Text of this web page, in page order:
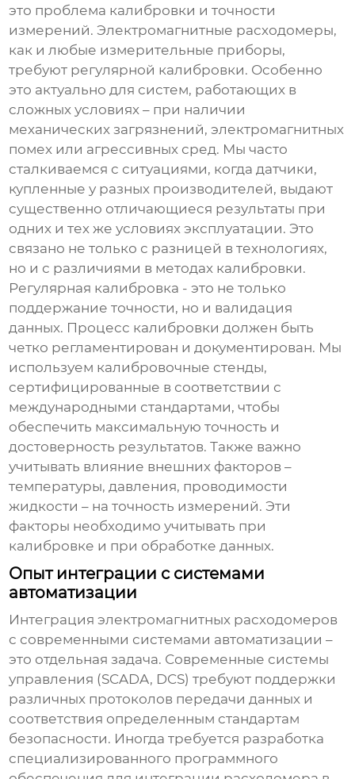
это проблема калибровки и точности
измерений. Электромагнитные расходомеры,
как и любые измерительные приборы,
требуют регулярной калибровки. Особенно
это актуально для систем, работающих в
сложных условиях – при наличии
механических загрязнений, электромагнитных
помех или агрессивных сред. Мы часто
сталкиваемся с ситуациями, когда датчики,
купленные у разных производителей, выдают
существенно отличающиеся результаты при
одних и тех же условиях эксплуатации. Это
связано не только с разницей в технологиях,
но и с различиями в методах калибровки.
Регулярная калибровка - это не только
поддержание точности, но и валидация
данных. Процесс калибровки должен быть
четко регламентирован и документирован. Мы
используем калибровочные стенды,
сертифицированные в соответствии с
международными стандартами, чтобы
обеспечить максимальную точность и
достоверность результатов. Также важно
учитывать влияние внешних факторов –
температуры, давления, проводимости
жидкости – на точность измерений. Эти
факторы необходимо учитывать при
калибровке и при обработке данных.
Опыт интеграции с системами
автоматизации
Интеграцияэлектромагнитных расходомеров
с современными системами автоматизации –
это отдельная задача. Современные системы
управления (SCADA, DCS) требуют поддержки
различных протоколов передачи данных и
соответствия определенным стандартам
безопасности. Иногда требуется разработка
специализированного программного